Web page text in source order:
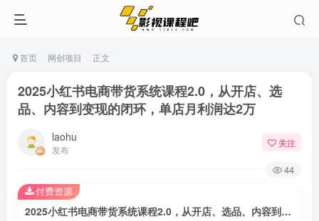
首页 网创项目 正文
2025小红书电商带货系统课程2.0，从开店、选
品、内容到变现的闭环，单店月利润达2万
laohu
发布
关注
44
2025小红书电商带货系统课程2.0，从开店、选品、内容到变现的闭环，单店月利润达2万
付费资源